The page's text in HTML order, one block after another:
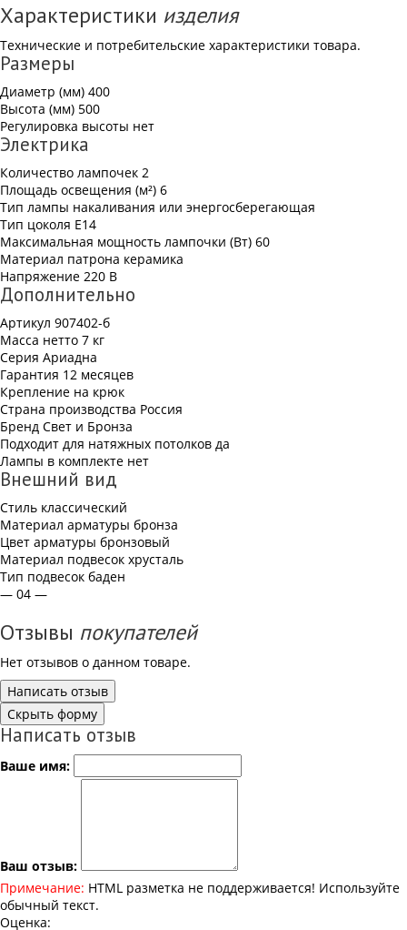
Характеристики изделия
Технические и потребительские характеристики товара.
Размеры
Диаметр (мм) 400
Высота (мм) 500
Регулировка высоты нет
Электрика
Количество лампочек 2
Площадь освещения (м²) 6
Тип лампы накаливания или энергосберегающая
Тип цоколя Е14
Максимальная мощность лампочки (Вт) 60
Материал патрона керамика
Напряжение 220 В
Дополнительно
Артикул 907402-б
Масса нетто 7 кг
Серия Ариадна
Гарантия 12 месяцев
Крепление на крюк
Страна производства Россия
Бренд Свет и Бронза
Подходит для натяжных потолков да
Лампы в комплекте нет
Внешний вид
Стиль классический
Материал арматуры бронза
Цвет арматуры бронзовый
Материал подвесок хрусталь
Тип подвесок баден
— 04 —
Отзывы покупателей
Нет отзывов о данном товаре.
Написать отзыв
Скрыть форму
Написать отзыв
Ваше имя:
Ваш отзыв:
Примечание: HTML разметка не поддерживается! Используйте
обычный текст.
Оценка: